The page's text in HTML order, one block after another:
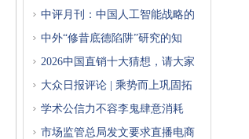
中评月刊：中国人工智能战略的
中外“修昔底德陷阱”研究的知
2026中国直销十大猜想，请大家
大众日报评论 | 乘势而上巩固拓
学术公信力不容李鬼肆意消耗
市场监管总局发文要求直播电商